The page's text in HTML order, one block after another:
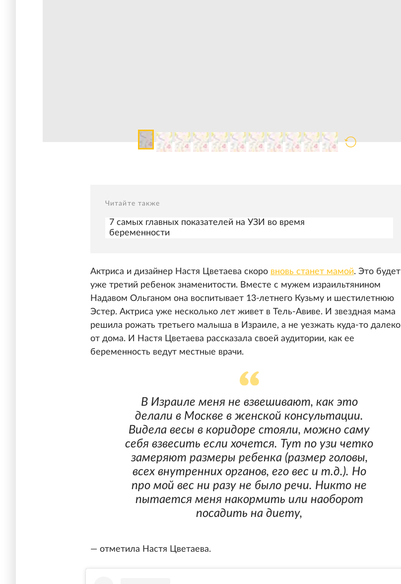
Читайте также
7 самых главных показателей на УЗИ во время
беременности
Актриса и дизайнер Настя Цветаева скоро вновь станет мамой. Это будет
уже третий ребенок знаменитости. Вместе с мужем израильтянином
Надавом Ольганом она воспитывает 13-летнего Кузьму и шестилетнюю
Эстер. Актриса уже несколько лет живет в Тель-Авиве. И звездная мама
решила рожать третьего малыша в Израиле, а не уезжать куда-то далеко
от дома. И Настя Цветаева рассказала своей аудитории, как ее
беременность ведут местные врачи.
В Израиле меня не взвешивают, как это
делали в Москве в женской консультации.
Видела весы в коридоре стояли, можно саму
себя взвесить если хочется. Тут по узи четко
замеряют размеры ребенка (размер головы,
всех внутренних органов, его вес и т.д.). Но
про мой вес ни разу не было речи. Никто не
пытается меня накормить или наоборот
посадить на диету,
— отметила Настя Цветаева.